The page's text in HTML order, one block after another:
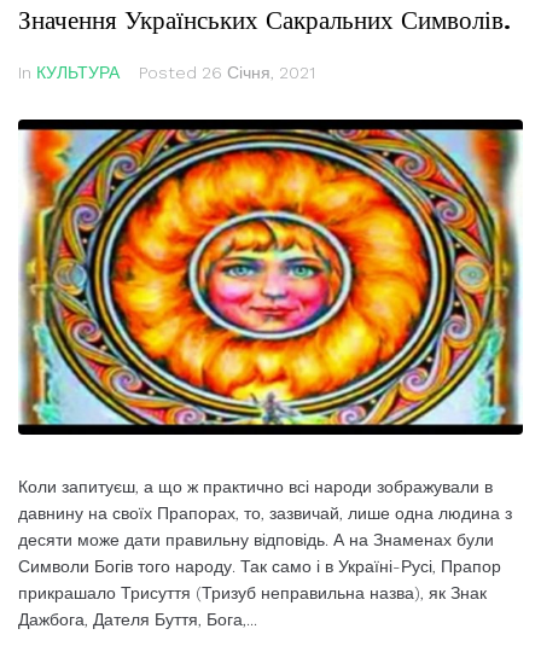
Значення Українських Сакральних Символів.
In КУЛЬТУРА Posted 26 Січня, 2021
Коли запитуєш, а що ж практично всі народи зображували в
давнину на своїх Прапорах, то, зазвичай, лише одна людина з
десяти може дати правильну відповідь. А на Знаменах були
Символи Богів того народу. Так само і в Україні-Русі, Прапор
прикрашало Трисуття (Тризуб неправильна назва), як Знак
Дажбога, Дателя Буття, Бога,...